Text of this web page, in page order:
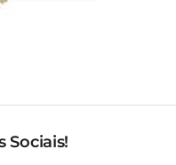
Sociais!